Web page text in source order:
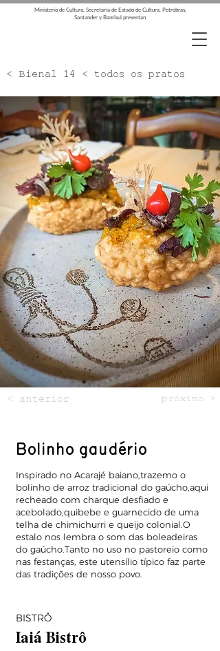
Ministerio de Cultura, Secretaría de Estado de Cultura, Petrobras,
Santander y Banrisul presentan
< Bienal 14 < todos os pratos
< anterior próximo >
Bolinho gaudério
Inspirado no Acarajé baiano,trazemo o
bolinho de arroz tradicional do gaúcho,aqui
recheado com charque desfiado e
acebolado,quibebe e guarnecido de uma
telha de chimichurri e queijo colonial.O
estalo nos lembra o som das boleadeiras
do gaúcho.Tanto no uso no pastoreio como
nas festanças, este utensílio típico faz parte
das tradições de nosso povo.
BISTRÔ
Iaiá Bistrô